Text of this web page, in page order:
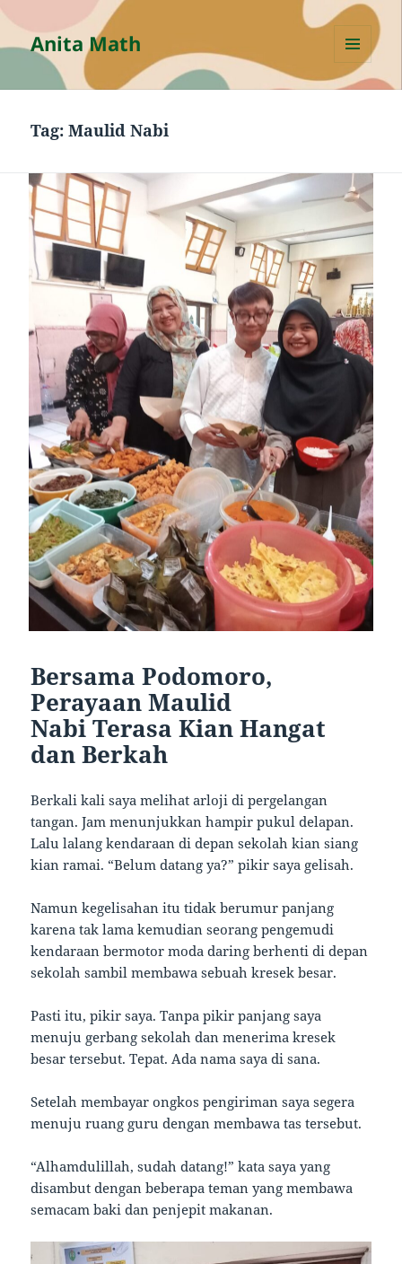
Anita Math
MENU
AND
Tag:Maulid Nabi
Bersama Podomoro,
Perayaan Maulid
Nabi Terasa Kian Hangat
dan Berkah
Berkali kali saya melihat arloji di pergelangan
tangan. Jam menunjukkan hampir pukul delapan.
Lalu lalang kendaraan di depan sekolah kian siang
kian ramai. “Belum datang ya?” pikir saya gelisah.
Namun kegelisahan itu tidak berumur panjang
karena tak lama kemudian seorang pengemudi
kendaraan bermotor moda daring berhenti di depan
sekolah sambil membawa sebuah kresek besar.
Pasti itu, pikir saya. Tanpa pikir panjang saya
menuju gerbang sekolah dan menerima kresek
besar tersebut. Tepat. Ada nama saya di sana.
Setelah membayar ongkos pengiriman saya segera
menuju ruang guru dengan membawa tas tersebut.
“Alhamdulillah, sudah datang!” kata saya yang
disambut dengan beberapa teman yang membawa
semacam baki dan penjepit makanan.